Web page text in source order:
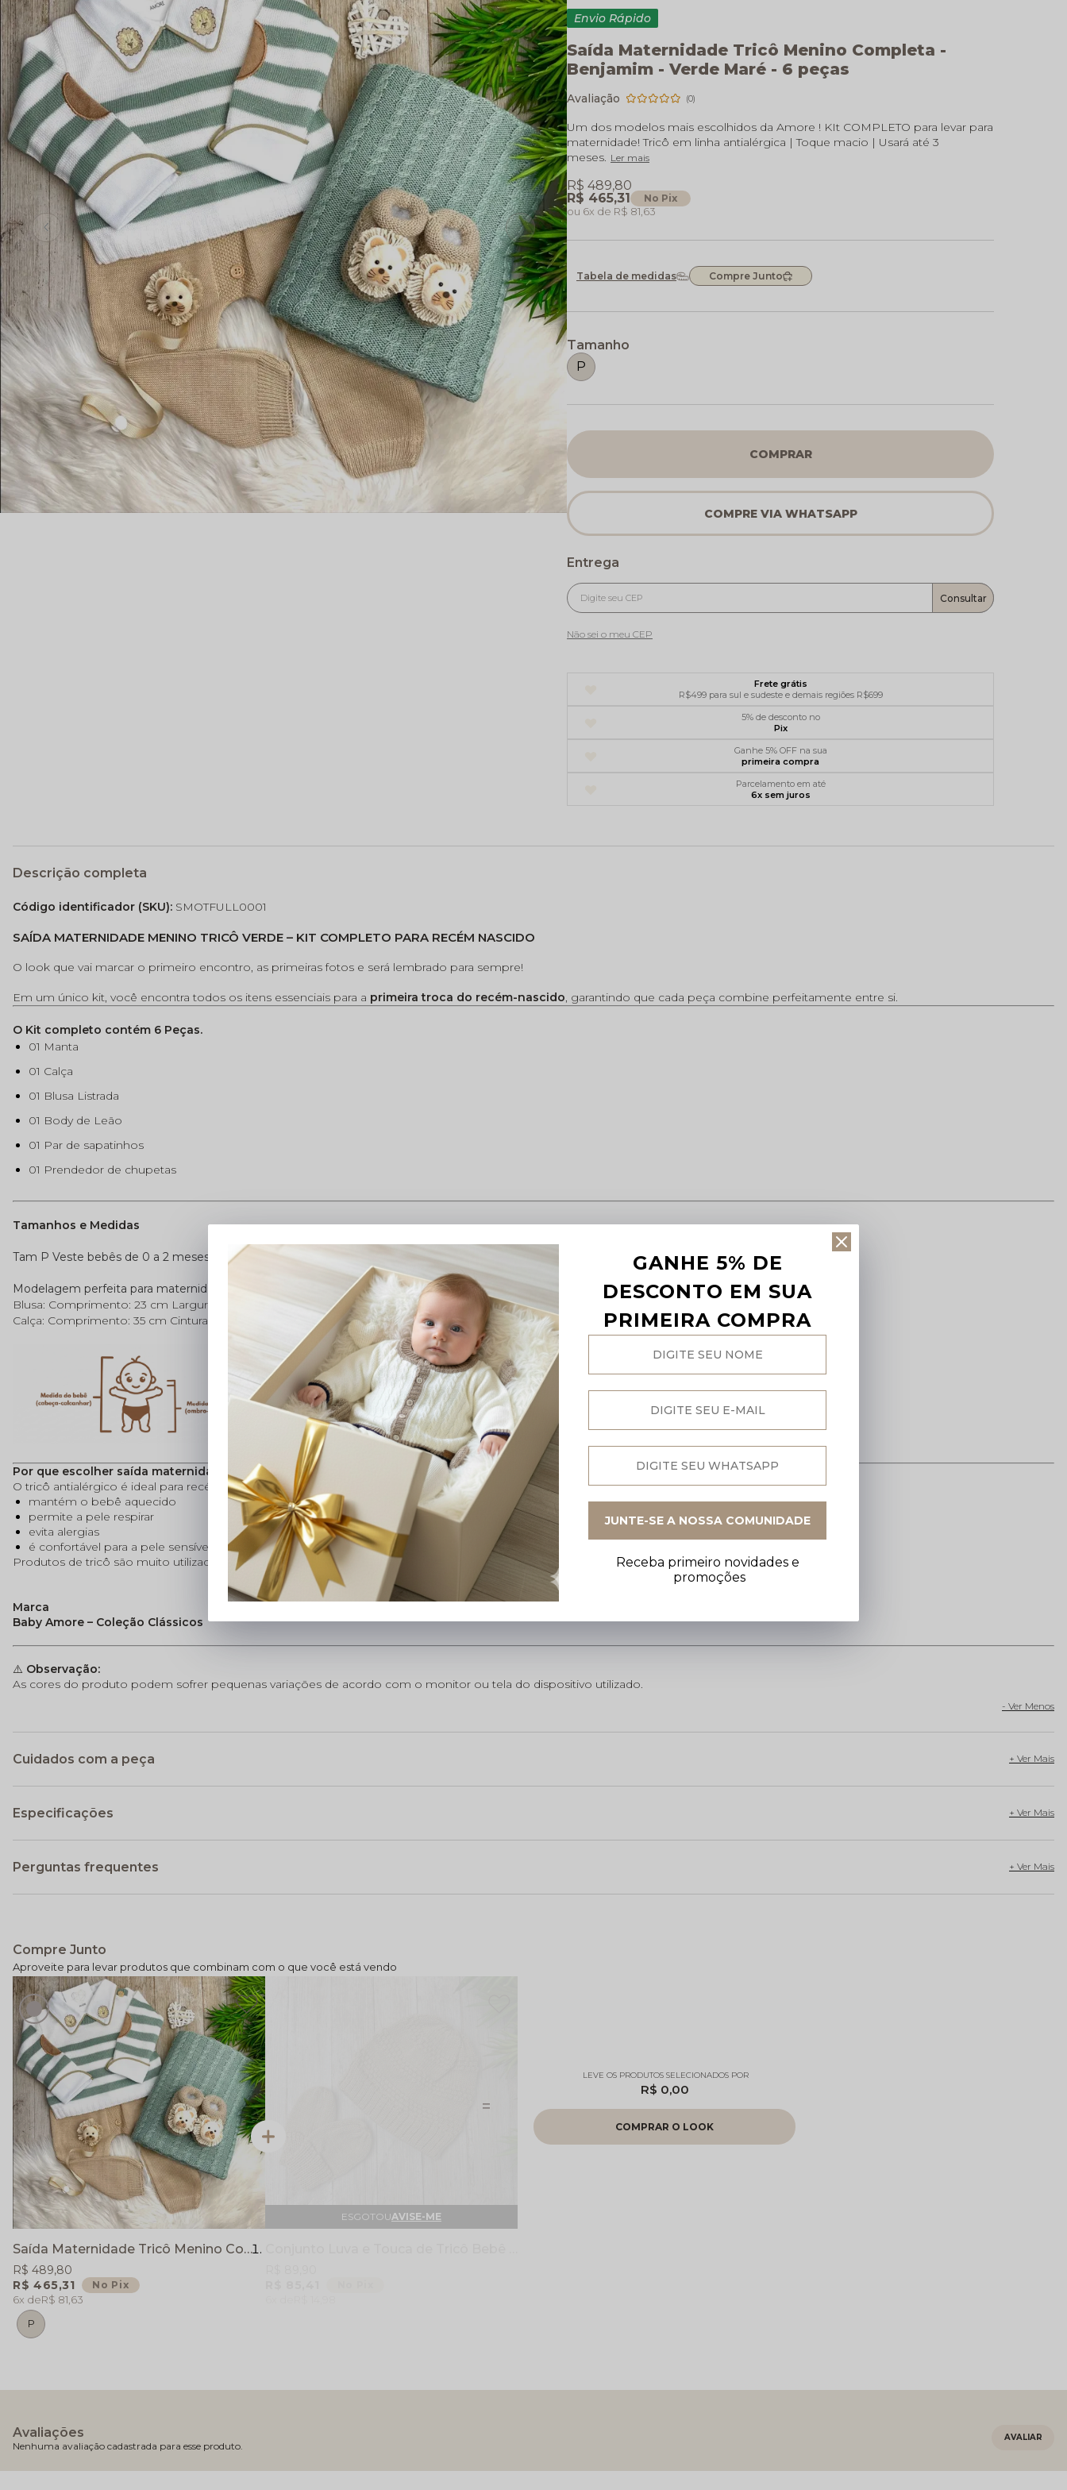
Envio Rápido
Saída Maternidade Tricô Menino Completa -
Benjamim - Verde Maré - 6 peças
(0)
Um dos modelos mais escolhidos da Amore ! KIt COMPLETO para levar para
maternidade! Tricô em linha antialérgica | Toque macio | Usará até 3
meses. Ler mais
R$ 465,31 No Pix
R$ 489,80
6x R$ 81,63
Tabela de medidas Compre Junto
Tamanho
P
COMPRAR
Não sei o meu CEP
Frete grátis
R$499 para sul e sudeste e demais regiões R$699
5% de desconto no
Pix
Ganhe 5% OFF na sua
primeira compra
Parcelamento em até
6x sem juros
Descrição completa
Código identificador (SKU): SMOTFULL0001
SAÍDA MATERNIDADE MENINO TRICÔ VERDE – KIT COMPLETO PARA RECÉM NASCIDO
O look que vai marcar o primeiro encontro, as primeiras fotos e será lembrado para sempre!
Em um único kit, você encontra todos os itens essenciais para a primeira troca do recém-nascido, garantindo que cada peça combine perfeitamente entre si.
O Kit completo contém 6 Peças.
01 Manta
01 Calça
01 Blusa Listrada
01 Body de Leão
01 Par de sapatinhos
01 Prendedor de chupetas
Tamanhos e Medidas
Tam P Veste bebês de 0 a 2 meses (3,5 kg a 5.5kg | 48 a 60 cm)
Modelagem perfeita para maternidade.
Blusa: Comprimento: 23 cm Largura: 23 cm
Calça: Comprimento: 35 cm Cintura: 20 cm
Por que escolher saída maternidade em tricô
O tricô antialérgico é ideal para recém-nascidos porque:
mantém o bebê aquecido
permite a pele respirar
evita alergias
é confortável para a pele sensível do recém-nascido
Produtos de tricô são muito utilizados em enxoval porque oferecemconforto térmico e maciez para os primeiros dias de vida.
Marca
Baby Amore – Coleção Clássicos
⚠️ Observação:
As cores do produto podem sofrer pequenas variações de acordo com o monitor ou tela do dispositivo utilizado.
Cuidados com a peça
Especificações
Perguntas frequentes
Compre Junto
Saída Maternidade Tricô Menino Completa - Benjamim - Verde Maré - 6 peças
R$ 465,31 No Pix
R$ 489,80
6x
R$ 81,63
P
ESGOTOUAVISE-ME
R$ 0,00
Avaliações
Nenhuma avaliação cadastrada para esse produto.
GANHE 5% DE
DESCONTO EM SUA
PRIMEIRA COMPRA
Receba primeiro novidades e
promoções
JUNTE-SE A NOSSA COMUNIDADE